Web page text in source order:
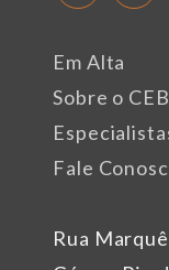
Rua
Em Alta
Sobre o
Fale